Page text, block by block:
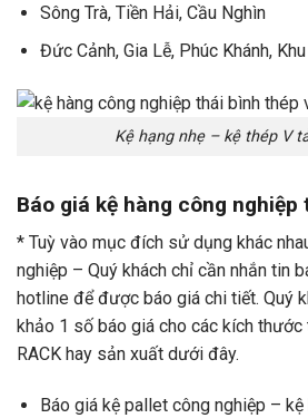
Sông Trà, Tiền Hải, Cầu Nghìn
Đức Cảnh, Gia Lễ, Phúc Khánh,
Kệ hạng nhẹ – kệ thép V
Báo giá kệ hàng công nghiệp
* Tuỳ vào mục đích sử dụng khác
nghiệp – Quý khách chỉ cần nhắn tin
hotline để được báo giá chi tiết. Quý
khảo 1 số báo giá cho các kích
RACK hay sản xuất dưới đây.
Báo giá kệ pallet công nghiệp –